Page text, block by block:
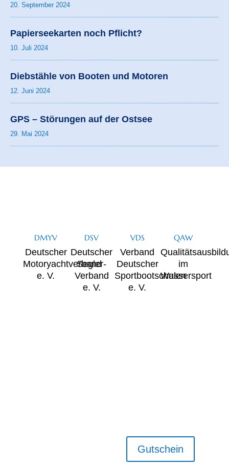
20. September 2024
Papierseekarten noch Pflicht?
10. Juli 2024
Diebstähle von Booten und Motoren
12. Juni 2024
GPS – Störungen auf der Ostsee
29. Mai 2024
DMYV
Deutscher
Motoryachtverband
e. V.
DSV
Deutscher
Segler-
Verband
e. V.
VDS
Verband
Deutscher
Sportbootschulen
e. V.
QAW
im
Wassersport
Gutschein